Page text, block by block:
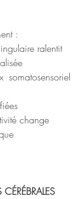
:
ralentit
change